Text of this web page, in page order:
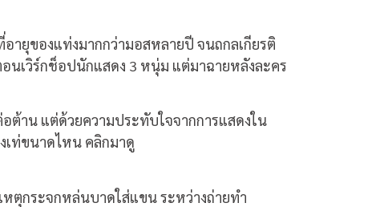
ายุของแท่งมากกว่ามอสหลายปี จนถกลเกียรติ
นเวิร์กช็อปนักแสดง 3 หนุ่ม แต่มาฉายหลังละคร
ต้าน แต่ด้วยความประทับใจจากการแสดงใน
เท่ขนาดไหน คลิกมาดู
ตุกระจกหล่นบาดใส่แขน ระหว่างถ่ายทำ